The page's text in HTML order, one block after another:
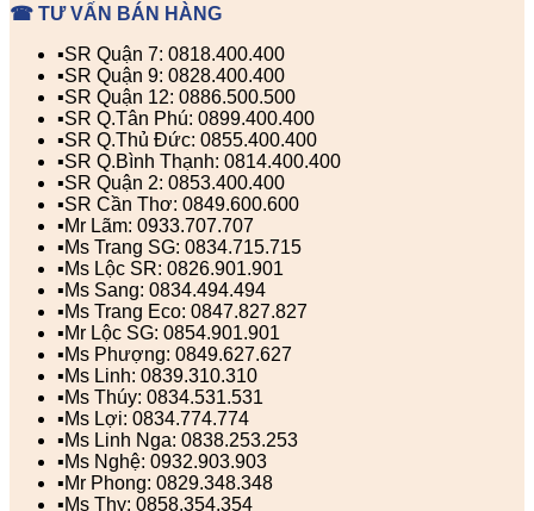
☎ TƯ VẤN BÁN HÀNG
▪️SR Quận 7: 0818.400.400
▪️SR Quận 9: 0828.400.400
▪️SR Quận 12: 0886.500.500
▪️SR Q.Tân Phú: 0899.400.400
▪️SR Q.Thủ Đức: 0855.400.400
▪️SR Q.Bình Thạnh: 0814.400.400
▪️SR Quận 2: 0853.400.400
▪️SR Cần Thơ: 0849.600.600
▪️Mr Lãm: 0933.707.707
▪️Ms Trang SG: 0834.715.715
▪️Ms Lộc SR: 0826.901.901
▪️Ms Sang: 0834.494.494
▪️Ms Trang Eco: 0847.827.827
▪️Mr Lộc SG: 0854.901.901
▪️Ms Phượng: 0849.627.627
▪️Ms Linh: 0839.310.310
▪️Ms Thúy: 0834.531.531
▪️Ms Lợi: 0834.774.774
▪️Ms Linh Nga: 0838.253.253
▪️Ms Nghệ: 0932.903.903
▪️Mr Phong: 0829.348.348
▪️Ms Thy: 0858.354.354